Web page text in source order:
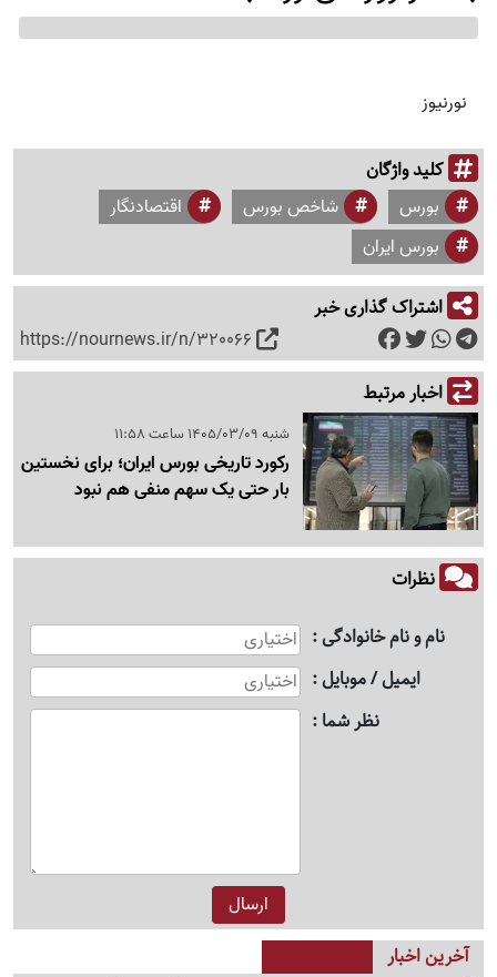
نورنیوز
کلید واژگان
بورس شاخص بورس
اقتصادنگار
بورس ایران
اشتراک گذاری خبر
https://nournews.ir/n/320066
اخبار مرتبط
شنبه 1405/03/09 ساعت 11:58
رکورد تاریخی بورس ایران؛ برای نخستین
بار حتی یک سهم منفی هم نبود
نظرات
نام و نام خانوادگی
ایمیل / موبایل
نظر شما
آخرین اخبار